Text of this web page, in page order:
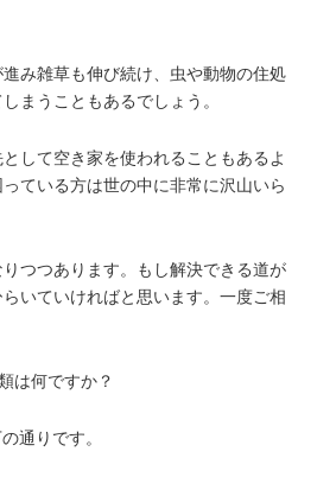
み雑草も伸び続け、虫や動物の住処
まうこともあるでしょう。
して空き家を使われることもあるよ
ている方は世の中に非常に沢山いら
つつあります。もし解決できる道が
いていければと思います。一度ご相
は何ですか？
通りです。